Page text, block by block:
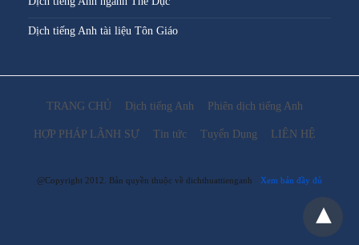
Dịch tiếng Anh tài liệu Tôn Giáo
TRANG CHỦ Dịch tiếng Anh Phiên dịch tiếng Anh
HỢP PHÁP LÃNH SỰ Tin tức Tuyển Dụng LIÊN HỆ
@Copyright 2012. Bản quyền thuộc về dichthuattienganh Xem bản đầy đủ